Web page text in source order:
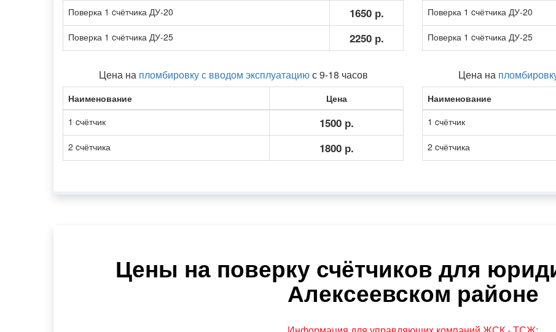
Поверка 1 cчётчика ДУ-20 1650 р.
Поверка 1 cчётчика ДУ-25 2250 р.
Цена на пломбировку с вводом эксплуатациюс 9-18 часов
Наименование
Цена
1 cчётчик
1500 р.
2 cчётчика 1800 р.
Поверка 1 cчётчика ДУ-20
Поверка 1 cчётчика ДУ-25
Цена на
Наименование
1 cчётчик
2 cчётчика
Цены на поверку счётчиков для
Алексеевском районе